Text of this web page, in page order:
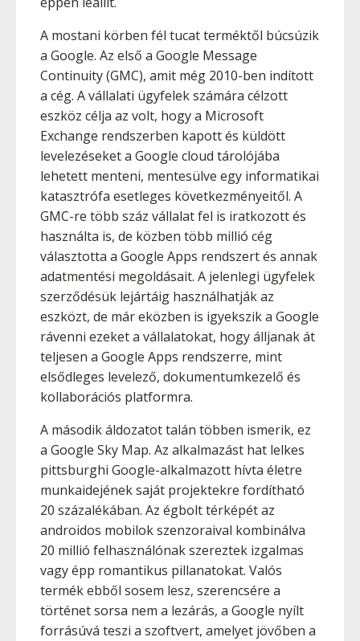
A mostani körben fél tucat terméktől búcsúzik
a Google. Az első a Google Message
Continuity (GMC), amit még 2010-ben indított
a cég. A vállalati ügyfelek számára célzott
eszköz célja az volt, hogy a Microsoft
Exchange rendszerben kapott és küldött
levelezéseket a Google cloud tárolójába
lehetett menteni, mentesülve egy informatikai
katasztrófa esetleges következményeitől. A
GMC-re több száz vállalat fel is iratkozott és
használta is, de közben több millió cég
választotta a Google Apps rendszert és annak
adatmentési megoldásait. A jelenlegi ügyfelek
szerződésük lejártáig használhatják az
eszközt, de már eközben is igyekszik a Google
rávenni ezeket a vállalatokat, hogy álljanak át
teljesen a Google Apps rendszerre, mint
elsődleges levelező, dokumentumkezelő és
kollaborációs platformra.
A második áldozatot talán többen ismerik, ez
a Google Sky Map. Az alkalmazást hat lelkes
pittsburghi Google-alkalmazott hívta életre
munkaidejének saját projektekre fordítható
20 százalékában. Az égbolt térképét az
androidos mobilok szenzoraival kombinálva
20 millió felhasználónak szereztek izgalmas
vagy épp romantikus pillanatokat. Valós
termék ebből sosem lesz, szerencsére a
történet sorsa nem a lezárás, a Google nyílt
forrásúvá teszi a szoftvert, amelyet jövőben a